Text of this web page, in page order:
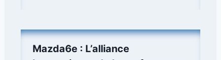
Mazda6e : L’alliance